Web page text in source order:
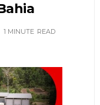
1 MINUTE READ